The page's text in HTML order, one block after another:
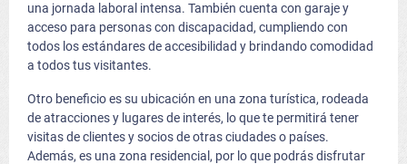
una jornada laboral intensa. También cuenta con garaje y
acceso para personas con discapacidad, cumpliendo con
todos los estándares de accesibilidad y brindando comodidad
a todos tus visitantes.
Otro beneficio es su ubicación en una zona turística, rodeada
de atracciones y lugares de interés, lo que te permitirá tener
visitas de clientes y socios de otras ciudades o países.
Además, es una zona residencial, por lo que podrás disfrutar